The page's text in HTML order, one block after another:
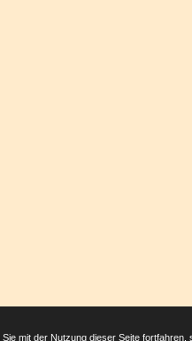
mit der Nutzung dieser Seite